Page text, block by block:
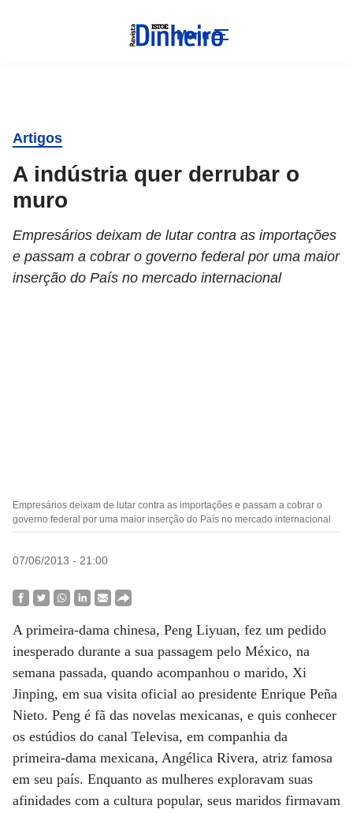
Menu
Artigos
A indústria quer derrubar o
muro
Empresários deixam de lutar contra as importações
e passam a cobrar o governo federal por uma maior
inserção do País no mercado internacional
Empresários deixam de lutar contra as importações e passam a cobrar o
governo federal por uma maior inserção do País no mercado internacional
07/06/2013 - 21:00
A primeira-dama chinesa, Peng Liyuan, fez um pedido
inesperado durante a sua passagem pelo México, na
semana passada, quando acompanhou o marido, Xi
Jinping, em sua visita oficial ao presidente Enrique Peña
Nieto. Peng é fã das novelas mexicanas, e quis conhecer
os estúdios do canal Televisa, em companhia da
primeira-dama mexicana, Angélica Rivera, atriz famosa
em seu país. Enquanto as mulheres exploravam suas
afinidades com a cultura popular, seus maridos firmavam